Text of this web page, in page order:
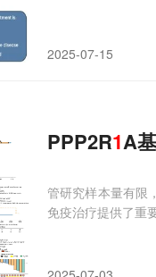
2025-07-15
PPP2R1A
管研究样本量有限
免疫治疗提供了重